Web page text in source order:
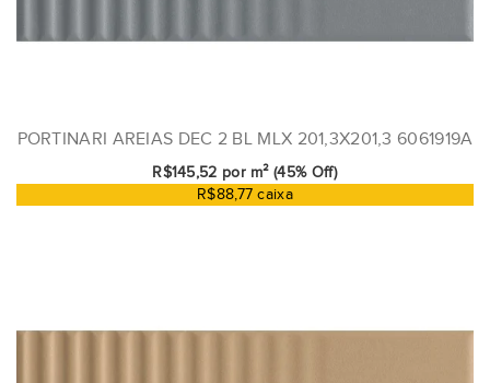
PORTINARI AREIAS DEC 2 BL MLX 201,3X201,3 6061919A
R$145,52 por m² (45% Off)
R$88,77 caixa